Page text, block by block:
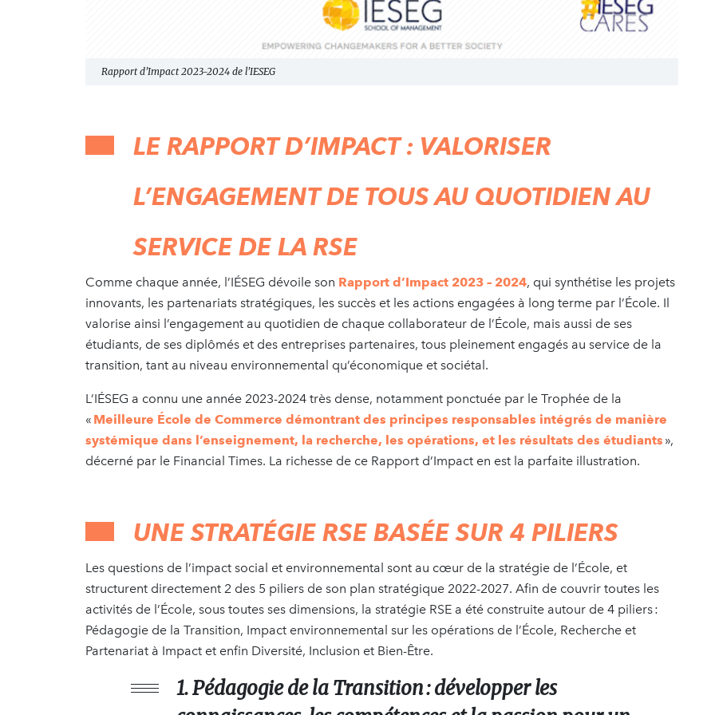
Rapport d’Impact 2023-2024 de l'IESEG
LE RAPPORT D’IMPACT : VALORISER
L’ENGAGEMENT DE TOUS AU QUOTIDIEN AU
SERVICE DE LA RSE
Comme chaque année, l’IÉSEG dévoile son Rapport d’Impact 2023 – 2024, qui synthétise les projets
innovants, les partenariats stratégiques, les succès et les actions engagées à long terme par l’École. Il
valorise ainsi l’engagement au quotidien de chaque collaborateur de l’École, mais aussi de ses
étudiants, de ses diplômés et des entreprises partenaires, tous pleinement engagés au service de la
transition, tant au niveau environnemental qu’économique et sociétal.
L’IÉSEG a connu une année 2023-2024 très dense, notamment ponctuée par le Trophée de la
« Meilleure École de Commerce démontrant des principes responsables intégrés de manière
systémique dans l’enseignement, la recherche, les opérations, et les résultats des étudiants »,
décerné par le Financial Times. La richesse de ce Rapport d’Impact en est la parfaite illustration.
UNE STRATÉGIE RSE BASÉE SUR 4 PILIERS
Les questions de l’impact social et environnemental sont au cœur de la stratégie de l’École, et
structurent directement 2 des 5 piliers de son plan stratégique 2022-2027. Afin de couvrir toutes les
activités de l’École, sous toutes ses dimensions, la stratégie RSE a été construite autour de 4 piliers :
Pédagogie de la Transition, Impact environnemental sur les opérations de l’École, Recherche et
Partenariat à Impact et enfin Diversité, Inclusion et Bien-Être.
1. Pédagogie de la Transition : développer les